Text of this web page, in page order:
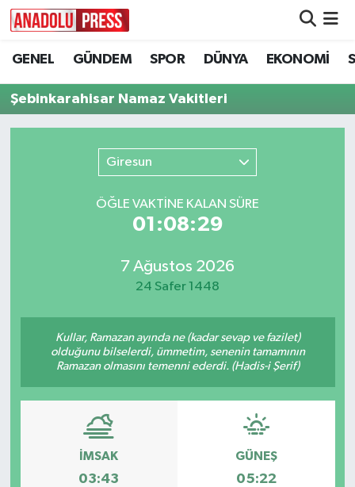
GENEL GÜNDEM SPOR DÜNYA EKONOMİ
Şebinkarahisar Namaz Vakitleri
Giresun
ÖĞLE VAKTİNE KALAN SÜRE
01:08:29
7 Ağustos 2026
24 Safer 1448
Kullar, Ramazan ayında ne (kadar sevap ve fazilet)
olduğunu bilselerdi, ümmetim, senenin tamamının
Ramazan olmasını temenni ederdi. (Hadis-i Şerif)
İMSAK
03:43
GÜNEŞ
05:22
Nöbetçi Eczaneler
Hava Durumu
Süper Lig Puan Durumu ve Fikstür
Tüm Manşetler
Haber Arşivi